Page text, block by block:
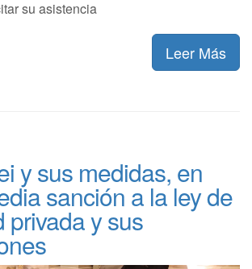
su asistencia
Leer Más
y sus medidas, en
sanción a la ley de
privada y sus